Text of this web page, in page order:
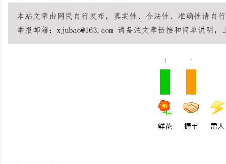
1
鲜花
1
握手 雷人